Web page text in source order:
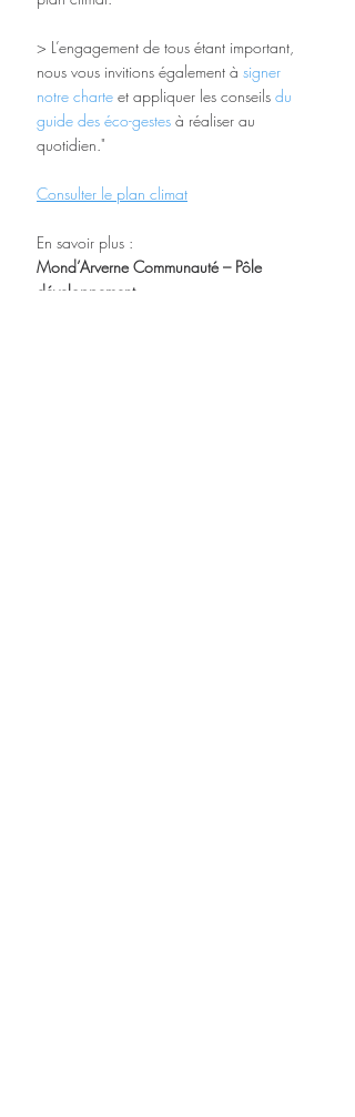
> L’engagement de tous étant important,
nous vous invitions également à signer
notre charte et appliquer les conseils du
guide des éco-gestes à réaliser au
quotidien."
Consulter le plan climat
En savoir plus :
Mond’Arverne Communauté – Pôle
développement